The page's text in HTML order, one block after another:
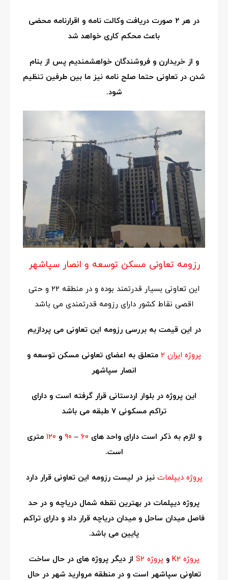
در هر ۲ صورت دریافت وکالت نامه و اقرارنامه محضی
باعث محکم کاری خواهد شد
و از خریدارن و فروشندگان خواهشمندیم پس از بنام
شدن در تعاونی حتما صلح نامه نیز ما بین طرفین تنظیم
شود.
رزومه تعاونی مسکن توسعه و انصار سپاشهر
این تعاونی بسیار قدرتمند بوده و در منطقه ۲۲ و حتی
اقصی نقاط کشور دارای رزومه قدرتمندی می باشد
در این قیمت به بررسی رزومه این تعاونی می پردازیم
پروژه ایران ۲
متعلق به اعضای تعاونی مسکن توسعه و
انصار سپاشهر
این پروژه در بلوار اردستانی قرار گرفته است و دارای
تراکم مسکونی ۷ طبقه می باشد
و لازم به ذکر است دارای واحد های ۶۰ – ۹۰ و ۱۲۰ متری
است.
پروژه دیپلمات نیز در لیست رزومه این تعاونی قرار دارد
پروژه دیپلمات در بهترین نقطه شمال دریاچه و در حد
فاصل میدان ساحل و میدان دریاچه قرار داد و دارای تراکم
پایین می باشد.
پروژه K2 و پروژه S2
از دیگر پروژه های در حال ساخت
تعاونی سپاشهر است و در منطقه مروارید شهر در حال